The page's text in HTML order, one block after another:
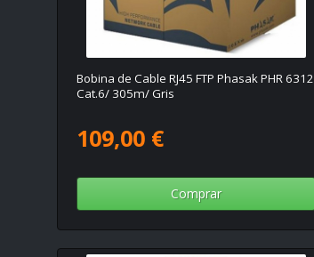
Bobina de Cable RJ45 FTP Phasak PHR 6312
Cat.6/ 305m/ Gris
109,00 €
Comprar